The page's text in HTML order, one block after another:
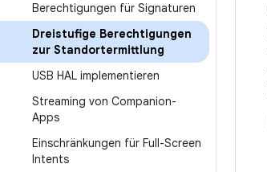
Berechtigungen für Signaturen
Dreistufige Berechtigungen
zur Standortermittlung
USB HAL implementieren
Streaming von Companion-
Apps
Einschränkungen für Full-Screen
Intents